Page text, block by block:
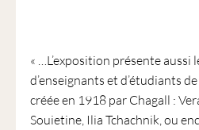
« …L’exposition présente aussi
d’enseignants et d’étudiants de
créée en 1918 par Chagall :
Souietine, Ilia Tchachnik, ou